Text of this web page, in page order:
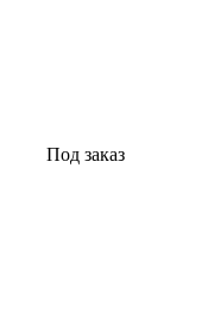
Под заказ